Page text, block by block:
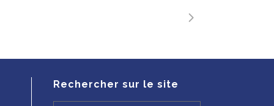
Rechercher sur le site